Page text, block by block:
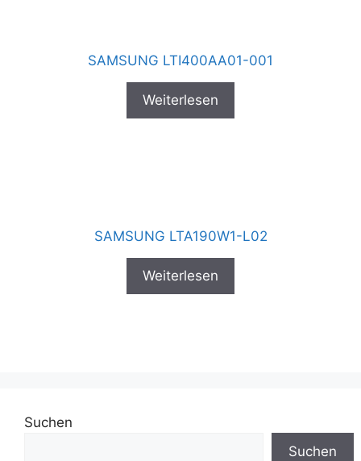
SAMSUNG LTI400AA01-001
Weiterlesen
SAMSUNG LTA190W1-L02
Weiterlesen
Suchen
Suchen